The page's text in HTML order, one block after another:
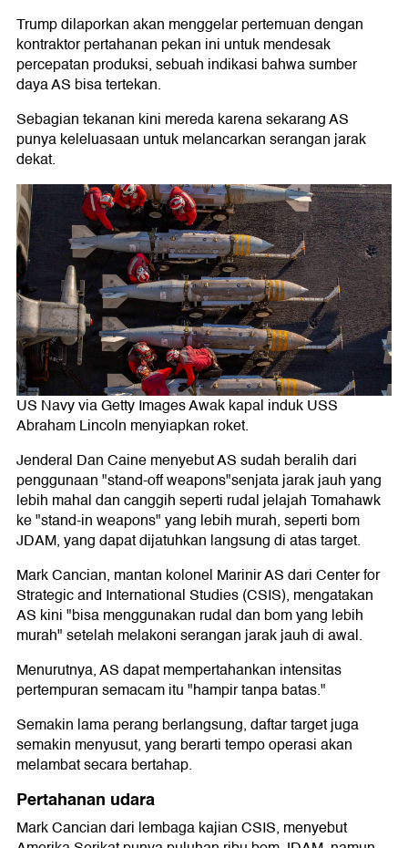
Trump dilaporkan akan menggelar pertemuan dengan
kontraktor pertahanan pekan ini untuk mendesak
percepatan produksi, sebuah indikasi bahwa sumber
daya AS bisa tertekan.
Sebagian tekanan kini mereda karena sekarang AS
punya keleluasaan untuk melancarkan serangan jarak
dekat.
US Navy via Getty Images Awak kapal induk USS
Abraham Lincoln menyiapkan roket.
Jenderal Dan Caine menyebut AS sudah beralih dari
penggunaan "stand-off weapons"senjata jarak jauh yang
lebih mahal dan canggih seperti rudal jelajah Tomahawk
ke "stand-in weapons" yang lebih murah, seperti bom
JDAM, yang dapat dijatuhkan langsung di atas target.
Mark Cancian, mantan kolonel Marinir AS dari Center for
Strategic and International Studies (CSIS), mengatakan
AS kini "bisa menggunakan rudal dan bom yang lebih
murah" setelah melakoni serangan jarak jauh di awal.
Menurutnya, AS dapat mempertahankan intensitas
pertempuran semacam itu "hampir tanpa batas."
Semakin lama perang berlangsung, daftar target juga
semakin menyusut, yang berarti tempo operasi akan
melambat secara bertahap.
Pertahanan udara
Mark Cancian dari lembaga kajian CSIS, menyebut